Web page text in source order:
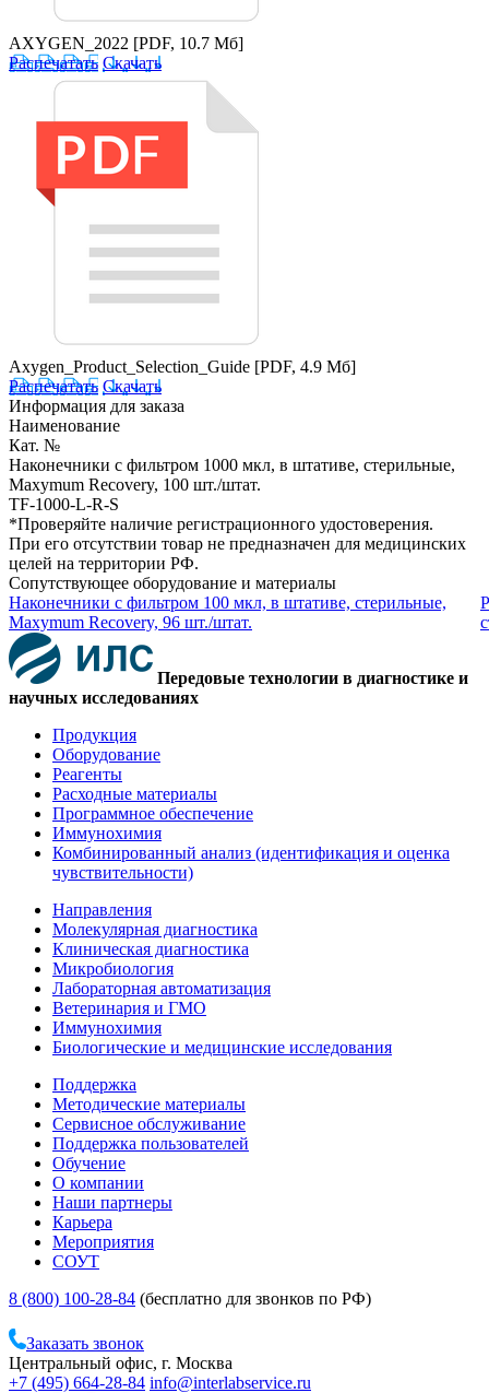
AXYGEN_2022 [PDF, 10.7 Мб]
Распечатать Скачать
Axygen_Product_Selection_Guide [PDF, 4.9 Мб]
Распечатать Скачать
Информация для заказа
Наименование
Кат. №
Наконечники с фильтром 1000 мкл, в штативе, стерильные,
Maxymum Recovery, 100 шт./штат.
TF-1000-L-R-S
*Проверяйте наличие регистрационного удостоверения.
При его отсутствии товар не предназначен для медицинских
целей на территории РФ.
Сопутствующее оборудование и материалы
Наконечники с фильтром 100 мкл, в штативе, стерильные,
Maxymum Recovery, 96 шт./штат.
Передовые технологии в диагностике и
научных исследованиях
Продукция
Оборудование
Реагенты
Расходные материалы
Программное обеспечение
Иммунохимия
Комбинированный анализ (идентификация и оценка
чувствительности)
Направления
Молекулярная диагностика
Клиническая диагностика
Микробиология
Лабораторная автоматизация
Ветеринария и ГМО
Иммунохимия
Биологические и медицинские исследования
Поддержка
Методические материалы
Сервисное обслуживание
Поддержка пользователей
Обучение
О компании
Наши партнеры
Карьера
Мероприятия
СОУТ
8 (800) 100-28-84 (бесплатно для звонков по РФ)
Заказать звонок
Центральный офис, г. Москва
+7 (495) 664-28-84 info@interlabservice.ru